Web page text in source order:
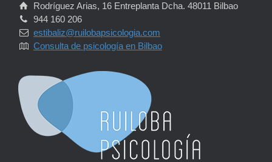
Rodríguez Arias, 16 Entreplanta Dcha. 48011 Bilbao
944 160 206
estibaliz@ruilobapsicologia.com
Consulta de psicología en Bilbao